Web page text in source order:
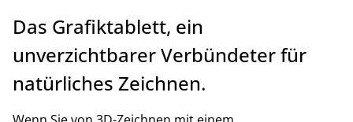
Das Grafiktablett, ein
unverzichtbarer Verbündeter für
natürliches Zeichnen.